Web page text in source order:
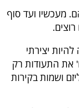
מעכשיו ועד סוף
יצירתי
את התעודות רק
ושמות בקירות